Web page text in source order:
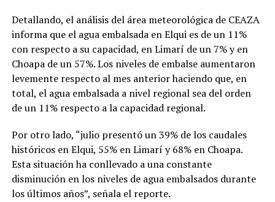
Detallando, el análisis del área meteorológica de CEAZA
informa que el agua embalsada en Elqui es de un 11%
con respecto a su capacidad, en Limarí de un 7% y en
Choapa de un 57%. Los niveles de embalse aumentaron
levemente respecto al mes anterior haciendo que, en
total, el agua embalsada a nivel regional sea del orden
de un 11% respecto a la capacidad regional.
Por otro lado, “julio presentó un 39% de los caudales
históricos en Elqui, 55% en Limarí y 68% en Choapa.
Esta situación ha conllevado a una constante
disminución en los niveles de agua embalsados durante
los últimos años”, señala el reporte.